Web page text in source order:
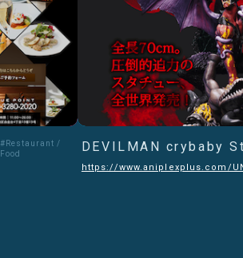
#Restaurant /
Food
DEVILMAN crybaby
https://www.aniplexplus.com/